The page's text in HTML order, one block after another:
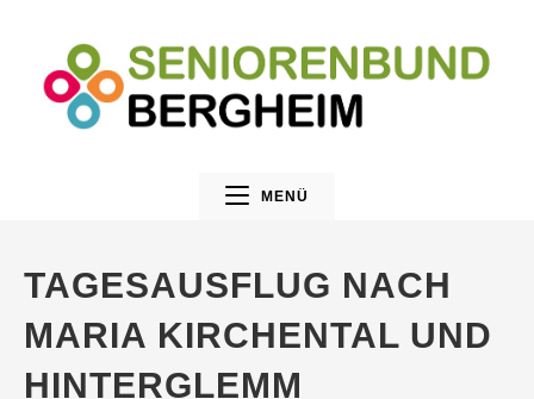
MENÜ
TAGESAUSFLUG NACH
MARIA KIRCHENTAL UND
HINTERGLEMM